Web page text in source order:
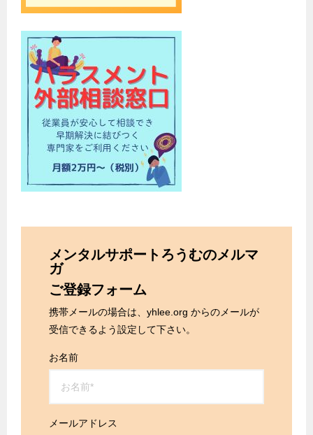
メンタルサポートろうむのメルマ
ガ
ご登録フォーム
携帯メールの場合は、yhlee.org からのメールが
受信できるよう設定して下さい。
お名前
メールアドレス